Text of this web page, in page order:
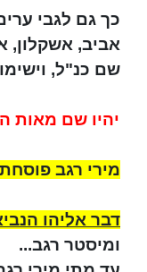
כך גם לגבי
אביב, אשקלון,
שם כנ"ל,
יהיו שם מאות
מירי רגב
דבר אליהו
ומיסטר רגב...